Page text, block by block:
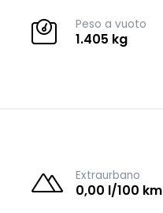
Peso a vuoto
1.405 kg
Extraurbano
0,00 l/100 km